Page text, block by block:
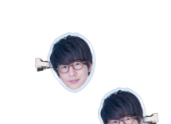
しるはこ 2024
花江夏樹
誕生日グッズ2025